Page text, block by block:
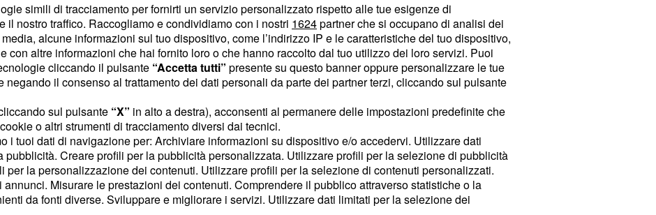
a pensare a tutti i
se e solo se voi
vostra mente riuscite
pieno di arcobaleni e vi
e non riuscite a
Tornati a casa potete
simili di tracciamento per fornirti un servizio personalizzato rispetto alle tue esigenze di
il nostro traffico. Raccogliamo e condividiamo con i nostri 1624partner che si occupano di analisi dei
alcune informazioni sul tuo dispositivo, come l’indirizzo IP e le caratteristiche del tuo dispositivo,
con altre informazioni che hai fornito loro o che hanno raccolto dal tuo utilizzo dei loro servizi. Puoi
cliccando il pulsante “Accetta tutti” presente su questo banner oppure personalizzare le tue
negando il consenso al trattamento dei dati personali da parte dei partner terzi, cliccando sul pulsante
sul pulsante “X” in alto a destra), acconsenti al permanere delle impostazioni predefinite che
o altri strumenti di tracciamento diversi dai tecnici.
i tuoi dati di navigazione per: Archiviare informazioni su dispositivo e/o accedervi. Utilizzare dati
pubblicità. Creare profili per la pubblicità personalizzata. Utilizzare profili per la selezione di pubblicità
per la personalizzazione dei contenuti. Utilizzare profili per la selezione di contenuti personalizzati.
Misurare le prestazioni dei contenuti. Comprendere il pubblico attraverso statistiche o la
da fonti diverse. Sviluppare e migliorare i servizi. Utilizzare dati limitati per la selezione dei